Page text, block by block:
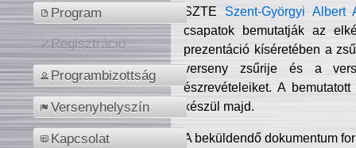
Program
Regisztráció
Programbizottság
Versenyhelyszín
Kapcsolat
SZTE Szent-Györgyi Albert
csapatok bemutatják az
prezentáció kíséretében a
verseny zsűrije és a
észrevételeiket. A
készül majd.
A beküldendő dokumentum